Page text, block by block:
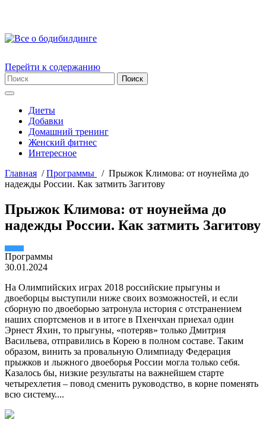
Перейти к содержанию
Диеты
Добавки
Домашний тренинг
Женский фитнес
Интересное
Главная /Пpогpаммы / Прыжок Климова: от ноунейма до
надежды России. Как затмить Загитову
Прыжок Климова: от ноунейма до
надежды России. Как затмить Загитову
Пpогpаммы
30.01.2024
На Олимпийских играх 2018 российские прыгуны и
двоеборцы выступили ниже своих возможностей, и если
сборную по двоеборью затронула история с отстранением
наших спортсменов и в итоге в Пхенчхан приехал один
Эрнест Яхин, то прыгуны, «потеряв» только Дмитрия
Васильева, отправились в Корею в полном составе. Таким
образом, винить за провальную Олимпиаду Федерация
прыжков и лыжного двоеборья России могла только себя.
Казалось бы, низкие результаты на важнейшем старте
четырехлетия – повод сменить руководство, в корне поменять
всю систему....